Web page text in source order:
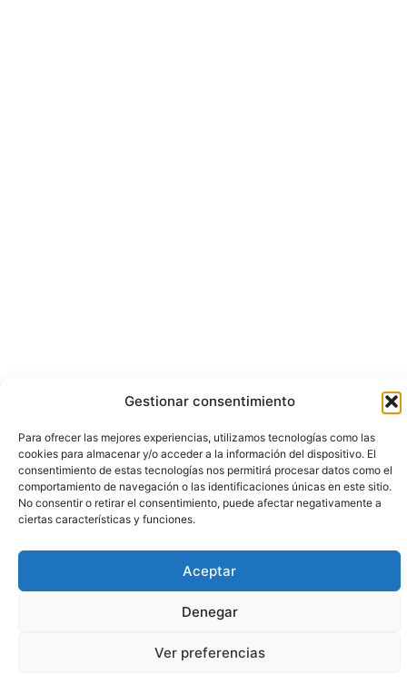
Gestionar consentimiento
Para ofrecer las mejores experiencias, utilizamos tecnologías como las
cookies para almacenar y/o acceder a la información del dispositivo. El
consentimiento de estas tecnologías nos permitirá procesar datos como el
comportamiento de navegación o las identificaciones únicas en este sitio.
No consentir o retirar el consentimiento, puede afectar negativamente a
ciertas características y funciones.
Aceptar
Denegar
Ver preferencias